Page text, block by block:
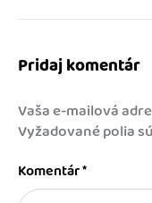
Pridaj komentár
Vaša e-mailová
Vyžadované polia
Komentár*